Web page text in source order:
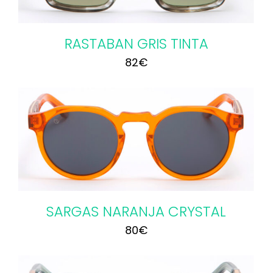
RASTABAN GRIS TINTA
82€
SARGAS NARANJA CRYSTAL
80€